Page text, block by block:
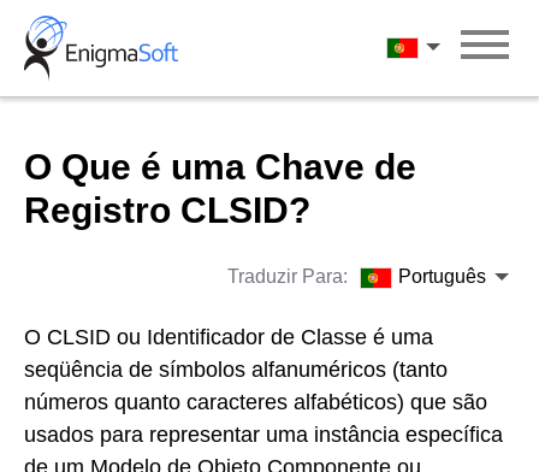
Skip
content
Português
O Que é uma Chave de
Registro CLSID?
Traduzir Para: Português
O CLSID ou Identificador de Classe é uma
seqüência de símbolos alfanuméricos (tanto
números quanto caracteres alfabéticos) que são
usados para representar uma instância específica
de um Modelo de Objeto Componente ou